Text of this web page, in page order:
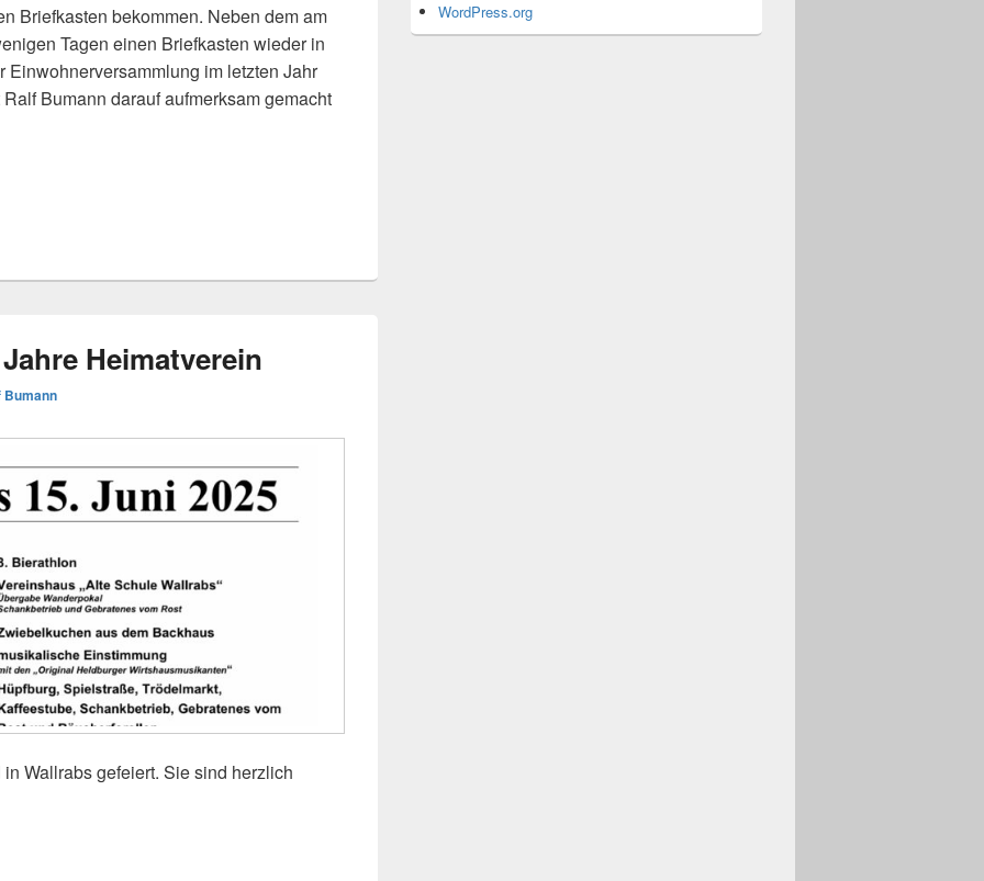
Briefkasten bekommen. Neben dem am
Tagen einen Briefkasten wieder in
Einwohnerversammlung im letzten Jahr
Bumann darauf aufmerksam gemacht
jetzt auch einen Briefkasten im Dorfzentrum
Heimatverein
Bumann
Wallrabs gefeiert. Sie sind herzlich
WordPress.org